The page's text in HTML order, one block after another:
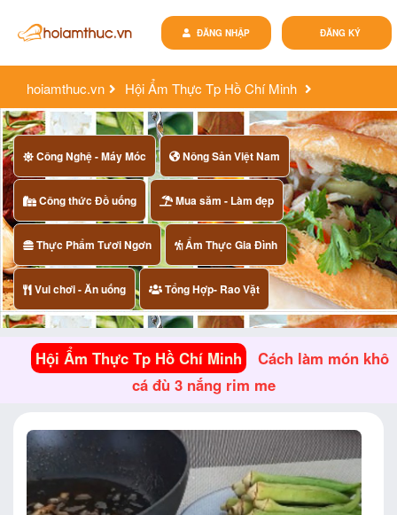
ĐĂNG KÝ
ĐĂNG NHẬP
hoiamthuc.vn
Hội Ẩm Thực Tp Hồ Chí Minh
cách làm món khô cá đù 3 nắng rim me
Công Nghệ - Máy Móc Nông Sản Việt Nam
Công thức Đồ uống Mua săm - Làm đẹp
Thực Phẩm Tươi Ngơn Ẩm Thực Gia Đình
Vui chơi - Ăn uống Tổng Hợp- Rao Vặt
Hội Ẩm Thực Tp Hồ Chí Minh
Cách làm món khô
cá đù 3 nắng rim me